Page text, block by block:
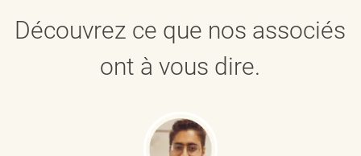
Découvrez ce que nos associés
ont à vous dire.